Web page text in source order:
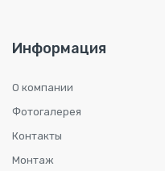
Информация
О компании
Фотогалерея
Контакты
Монтаж